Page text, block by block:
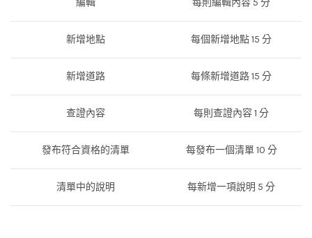
新增地點 每個新增地點 15 分
新增道路 每條新增道路 15 分
查證內容 每則查證內容 1 分
發布符合資格的清單 每發布一個清單 10 分
清單中的說明 每新增一項說明 5 分